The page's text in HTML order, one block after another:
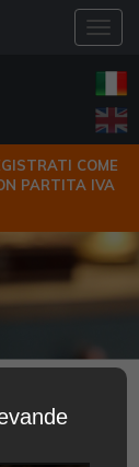
COME
PARTITA IVA